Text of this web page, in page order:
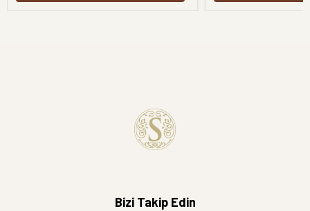
Bizi Takip Edin